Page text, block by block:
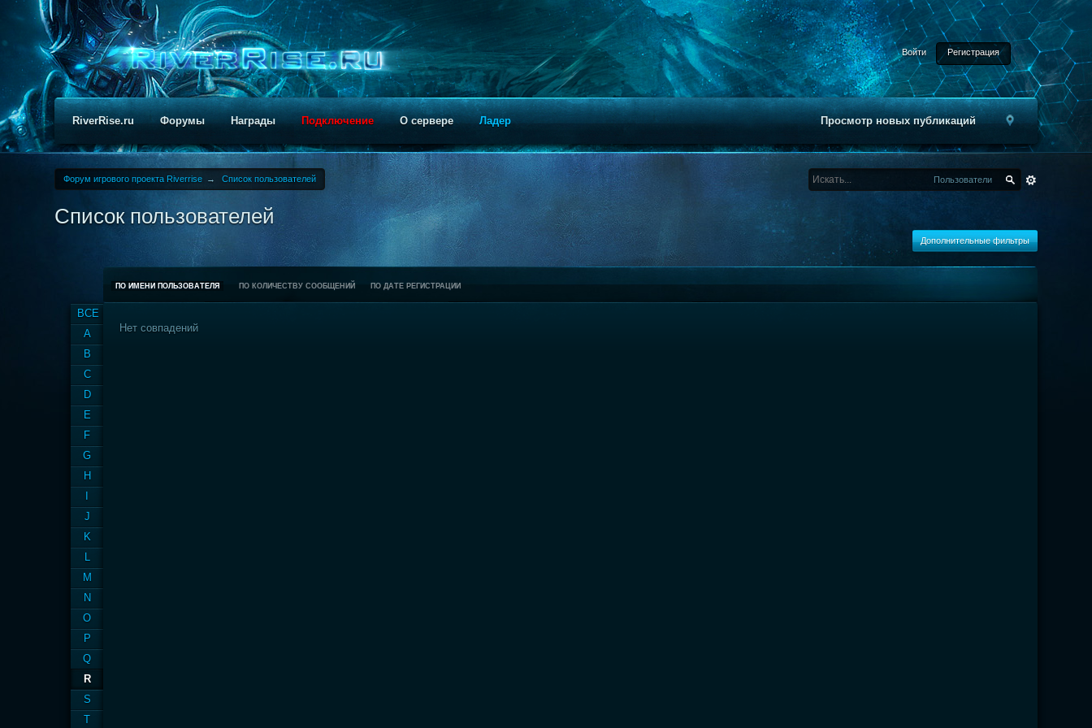
Войти Регистрация
Просмотр новых публикаций
RiverRise.ru Форумы Награды Подключение О сервере Ладер
Форум игрового проекта Riverrise → Список пользователей Пользователи
Список пользователей
Дополнительные фильтры
ВСЕ
A
B
C
D
E
F
G
H
J
K
L
M
N
O
P
Q
R
S
T
ПО ИМЕНИ ПОЛЬЗОВАТЕЛЯ ПО КОЛИЧЕСТВУ СООБЩЕНИЙ ПО ДАТЕ РЕГИСТРАЦИИ
Нет совпадений